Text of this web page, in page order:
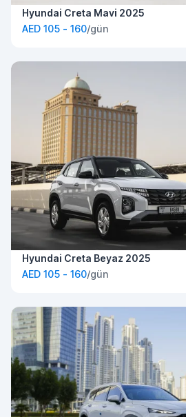
Hyundai Creta Mavi 2025
AED 105 - 160/gün
Hyundai Creta Beyaz 2025
AED 105 - 160/gün